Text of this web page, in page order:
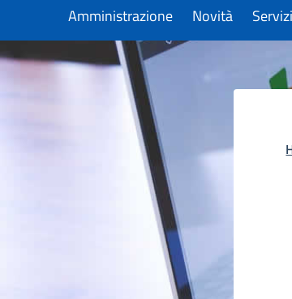
Amministrazione Novità Servizi